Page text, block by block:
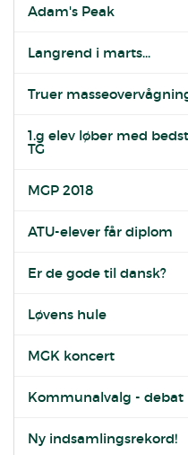
Adam's Peak
Langrend i marts...
Truer
1.g elev løber med
TG
MGP 2018
ATU-elever får diplom
Er de gode til dansk?
Løvens hule
MGK koncert
Kommunalvalg - debat
Ny indsamlingsrekord!